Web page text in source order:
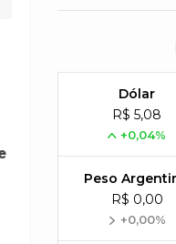
Dólar
R$ 5,08
+0,04%
Peso
R$ 0,00
+0,00%